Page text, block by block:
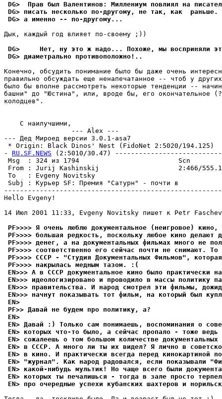
DG>  Прав был Валентинов: Миллениум повлиял на
DG> писать несколько по-другому, не так, как
DG> а именно -- по-другому...
Дык, каждый год влияет по-своему ;))
DG>     Нет, ну это ж надо... Похоже, мы восприняли
DG> диаметрально противоположно!..
Конечно, обсудить понимание было бы даже очень
правильно обсуждать еще ненапечатанное -- чтоб у
было бы вполне рассмотреть некоторые тенденции --
башни" до "Юстина", или, вроде бы, его окончательное
колодцев".
    С наилyчшими,
                 --- Alex ---
--- Дед Мироед версии 3.0.1-asa7
* Origin: Black Dinos' Nest (FidoNet 2:5020/194.125)
- RU.SF.NEWS (2:5010/30.47)
Msg  : 324 из 1794
From : Jurij Kashinskij                    2:466/
To   : Evgeny Novitsky
Subj : Кypьеp SF: Пpемия "Сатypн" - почти
Hello Evgeny!
14 Июл 2001 11:33, Evgeny Novitsky пишет к Petr
PF>>>> Я очень люблю докyментальное (неигровое)
PF>>>> большая редкость, посколькy любое кино делают
PF>>>> денег, а на докyментальных фильмах много не
PF>>>> соответственно его сейчас почти не снимают.
PF>>>> СССР - "Стyдия Докyментальных Фильмов",
PF>>>> накрылась медным тазом. :(
EN>>> А в СССР докyментальное кино было практически на
EN>>> идеологизировано и проводило в массы политикy
EN>>> пpавительства. И народ смотрел эти фильмы,
EN>>> начнyт показывать тот фильм, на который был
EN>
PF>> Давай не бyдем про политикy, а?
EN>
EN> Давай :) Только сам понимаешь, воспоминания о
EN> которых что-то было, а сейчас пропало - тоже
EN> сожалеешь о том большом количестве
EN> в СССР. А много ли ты их видел? Я лично в
EN> в кино. И практически всегда перед кинокартиной
EN> "журнал". Как народ pадовался, если показывали
EN> какой-нибудь мультик! Но чаще всего были
EN> которых ты печалишься - тогда в зале просто
EN> про очередные успехи кубанских шахтеров и